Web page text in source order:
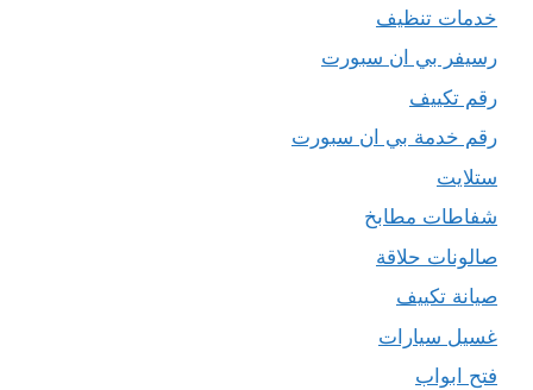
خدمات تنظيف
رسيفر بي ان سبورت
رقم تكييف
رقم خدمة بي ان سبورت
ستلايت
شفاطات مطابخ
صالونات حلاقة
صيانة تكييف
غسيل سيارات
فتح ابواب